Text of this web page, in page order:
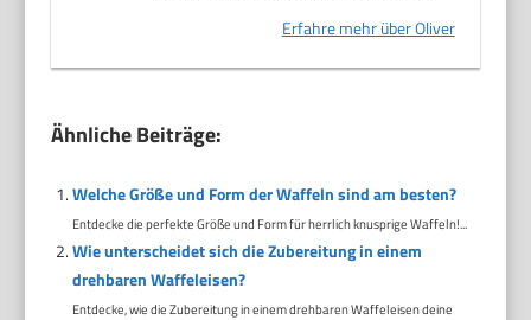
Erfahre mehr über Oliver
Ähnliche Beiträge:
Welche Größe und Form der Waffeln sind am besten?
Entdecke die perfekte Größe und Form für herrlich knusprige Waffeln!...
Wie unterscheidet sich die Zubereitung in einem
drehbaren Waffeleisen?
Entdecke, wie die Zubereitung in einem drehbaren Waffeleisen deine